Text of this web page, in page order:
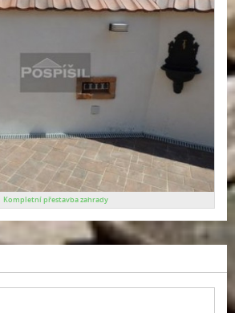
Kompletní přestavba zahrady